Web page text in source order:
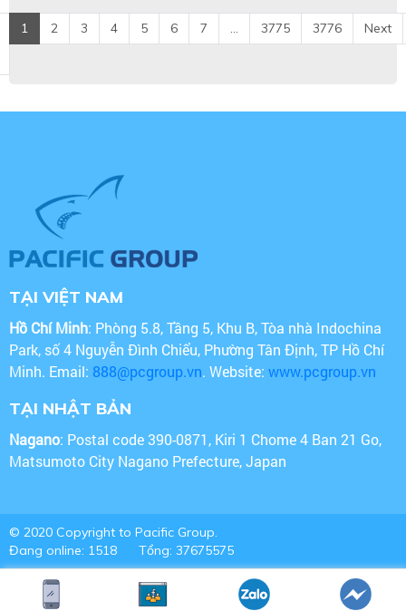
1 2 3 4 5 6 7 ... 3775 3776 Next
TẠI VIỆT NAM
Hồ Chí Minh: Phòng 5.8, Tầng 5, Khu B, Tòa nhà Indochina
Park, số 4 Nguyễn Đình Chiểu, Phường Tân Định, TP Hồ Chí
Minh. Email: 888@pcgroup.vn. Website: www.pcgroup.vn
TẠI NHẬT BẢN
Nagano: Postal code 390-0871, Kiri 1 Chome 4 Ban 21 Go,
Matsumoto City Nagano Prefecture, Japan
© 2020 Copyright to Pacific Group.
Đang online: 1518
Tổng: 37675575